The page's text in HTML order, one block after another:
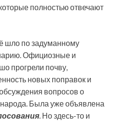
полностью отвечают
шло по задуманному
Официозные и
прогрели почву,
новых поправок и
вопросов о
Была уже объявлена
. Но здесь-то и